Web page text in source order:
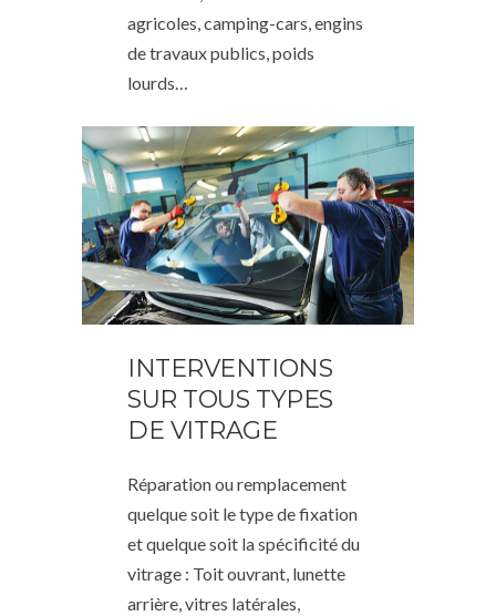
agricoles, camping-cars, engins
de travaux publics, poids
lourds…
INTERVENTIONS
SUR TOUS TYPES
DE VITRAGE
Réparation ou remplacement
quelque soit le type de fixation
et quelque soit la spécificité du
vitrage : Toit ouvrant, lunette
arrière, vitres latérales,